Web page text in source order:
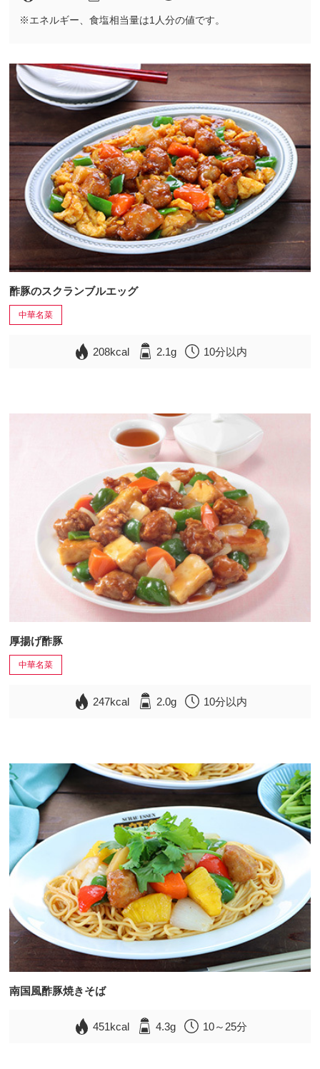
※エネルギー、食塩相当量は1人分の値です。
酢豚のスクランブルエッグ
中華名菜
208kcal 2.1g 10分以内
厚揚げ酢豚
中華名菜
247kcal 2.0g 10分以内
南国風酢豚焼きそば
451kcal 4.3g 10～25分